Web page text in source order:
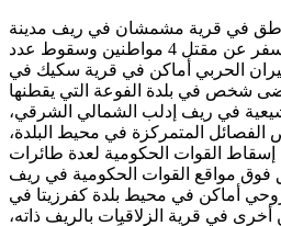
في قرية مشمشان في ريف مدينة
جسر الشغور الشرقي، ما أسفر عن مقتل 4 مواطنين وسقوط عدد
الحربي أماكن في قرية سكيك في
شخص في بلدة الفوعة التي يقطنها
في ريف إدلب الشمالي الشرقي،
المتمركزة في محيط البلدة،
القوات الحكومية لعدة طائرات
فوق مواقع القوات الحكومية في ريف
أماكن في محيط بلدة كفرزيتا في
في قرية الزلاقيات بالريف ذاته،